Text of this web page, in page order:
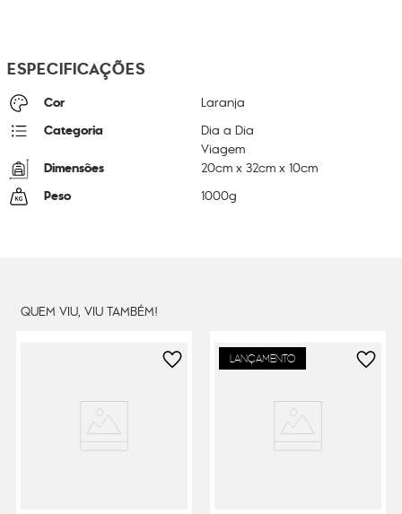
ESPECIFICAÇÕES
Cor Laranja
Categoria
Dia a Dia
Viagem
Dimensões 20cm x32cm x10cm
Peso 1000g
QUEM VIU, VIU TAMBÉM!
LANÇAMENTO